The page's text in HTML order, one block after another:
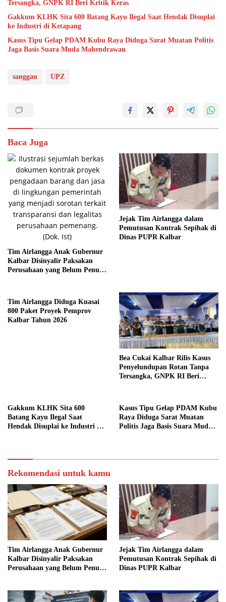
Tersangka, GNPK RI Beri Kritik Keras
Gakkum KLHK Sita 600 Batang Kayu Ilegal Saat Hendak Disuplai
ke Industri di Ketapang
Kasus Tipu Gelap PDAM Kubu Raya Diduga Sarat Muatan Politis
Jaga Basis Suara Muda Mahendrawan
sanggau UPZ
Baca Juga
Tim Airlangga Anak Gubernur
Kalbar Disinyalir Paksakan
Perusahaan yang Belum Penuhi
Jejak Tim Airlangga dalam
Pemutusan Kontrak Sepihak di
Dinas PUPR Kalbar
Tim Airlangga Diduga Kuasai
800 Paket Proyek Pemprov
Kalbar Tahun 2026
Bea Cukai Kalbar Rilis Kasus
Penyelundupan Rotan Tanpa
Tersangka, GNPK RI Beri
Gakkum KLHK Sita 600
Batang Kayu Ilegal Saat
Hendak Disuplai ke Industri di
Kasus Tipu Gelap PDAM Kubu
Raya Diduga Sarat Muatan
Politis Jaga Basis Suara Muda
Rekomendasi untuk kamu
Tim Airlangga Anak Gubernur
Kalbar Disinyalir Paksakan
Perusahaan yang Belum Penuhi
Jejak Tim Airlangga dalam
Pemutusan Kontrak Sepihak di
Dinas PUPR Kalbar